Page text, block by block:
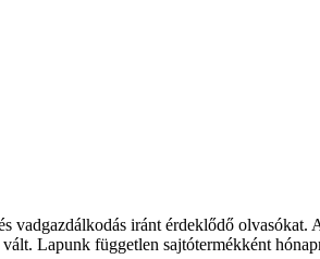
iránt érdeklődő olvasókat.
Lapunk független sajtótermékként